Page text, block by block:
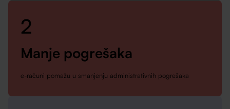
2
Manje pogrešaka
e-računi pomažu u smanjenju administrativnih pogrešaka